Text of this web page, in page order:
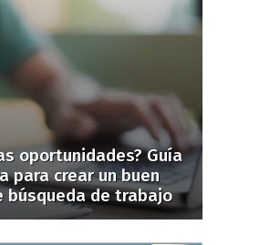
oportunidades? Guía
para crear un buen
búsqueda de trabajo